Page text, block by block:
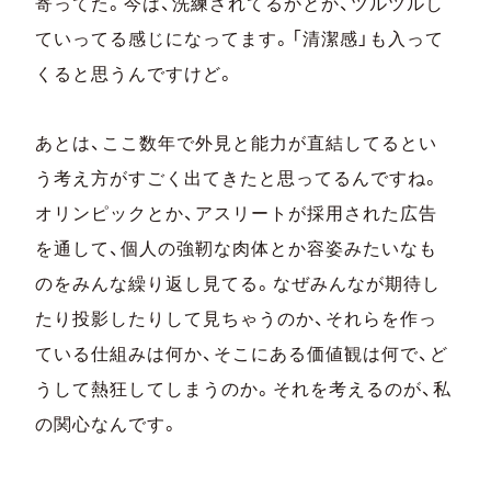
ていってる感じになってます。「清潔感」も入って
くると思うんですけど。
あとは、ここ数年で外見と能力が直結してるとい
う考え方がすごく出てきたと思ってるんですね。
オリンピックとか、アスリートが採用された広告
を通して、個人の強靭な肉体とか容姿みたいなも
のをみんな繰り返し見てる。なぜみんなが期待し
たり投影したりして見ちゃうのか、それらを作っ
ている仕組みは何か、そこにある価値観は何で、ど
うして熱狂してしまうのか。それを考えるのが、私
の関心なんです。